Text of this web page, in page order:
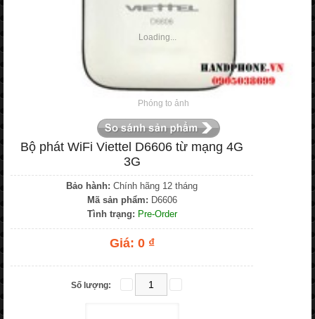
Phóng to ảnh
Loading...
Bộ phát WiFi Viettel D6606 từ mạng 4G
3G
Bảo hành: Chính hãng 12 tháng
Mã sản phẩm: D6606
Tình trạng: Pre-Order
Giá: 0 ₫
Số lượng: